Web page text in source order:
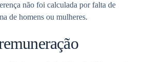
não foi calculada por falta de
de homens ou mulheres.